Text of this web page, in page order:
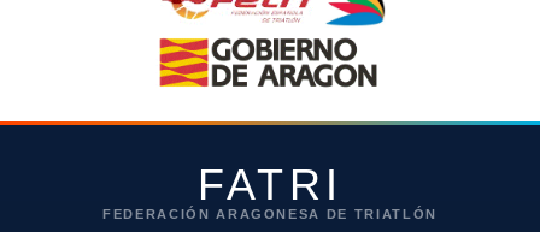
FATRI
FEDERACIÓN ARAGONESA DE TRIATLÓN